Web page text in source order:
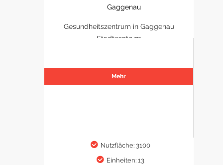
Gaggenau
Gesundheitszentrum in Gaggenau
Stadtzentrum
Mehr
Nutzfläche: 3100
Einheiten: 13